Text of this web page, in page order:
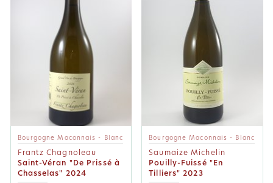
Bourgogne Maconnais - Blanc
Frantz Chagnoleau
Saint-Véran "De Prissé à
Chasselas" 2024
Bourgogne Maconnais - Blanc
Saumaize Michelin
Pouilly-Fuissé "En
Tilliers" 2023